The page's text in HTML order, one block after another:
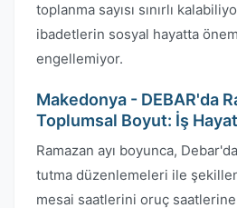
toplanma sayısı sınırlı
ibadetlerin sosyal hayatta
engellemiyor.
Makedonya - DEBAR'da
Toplumsal Boyut: İş
Ramazan ayı boyunca,
tutma düzenlemeleri ile
mesai saatlerini oruç